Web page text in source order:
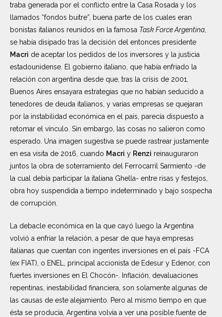
traba generada por el conflicto entre la Casa Rosada y los
llamados “fondos buitre”, buena parte de los cuales eran
bonistas italianos reunidos en la famosa Task Force Argentina
se había disipado tras la decisión del entonces presidente
Macri de aceptar los pedidos de los inversores y la justicia
estadounidense. El gobierno italiano, que había enfriado la
relación con argentina desde que, tras la crisis de 2001,
Buenos Aires ensayara estrategias que no habían seducido a
tenedores de deuda italianos, y varias empresas se quejaran
por la instabilidad económica en el país, parecía dispuesto a
retomar el vínculo. Sin embargo, las cosas no salieron como
esperado. Una imagen sugestiva se puede rastrear justamente
en esa visita de 2016, cuando Macri y Renzi reinauguraron
juntos la obra de soterramiento del Ferrocarril Sarmiento -de
la cual debía participar la italiana Ghella- entre risas y festejos,
obra hoy suspendida a tiempo indeterminado y bajo sospecha
de corrupción.
La debacle económica en la que cayó luego la Argentina
volvió a enfriar la relación, a pesar de que haya empresas
italianas que cuentan con ingentes inversiones en el país -FCA
(ex FIAT), o ENEL, principal accionista de Edesur y Edenor, con
fuertes inversiones en El Chocón-. Inflación, devaluaciones
repentinas, inestabilidad financiera, son solamente algunas de
las causas de este alejamiento. Pero al mismo tiempo en que
ésta se producía, Argentina volvía a ver una posible fuente de